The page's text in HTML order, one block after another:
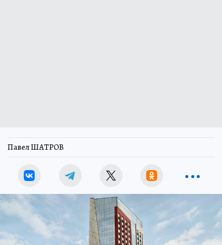
Павел ШАТРОВ